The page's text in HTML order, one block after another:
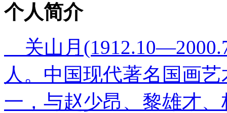
个人简介
关山月
人。中国现代著名国画
一，与赵少昂、黎雄才